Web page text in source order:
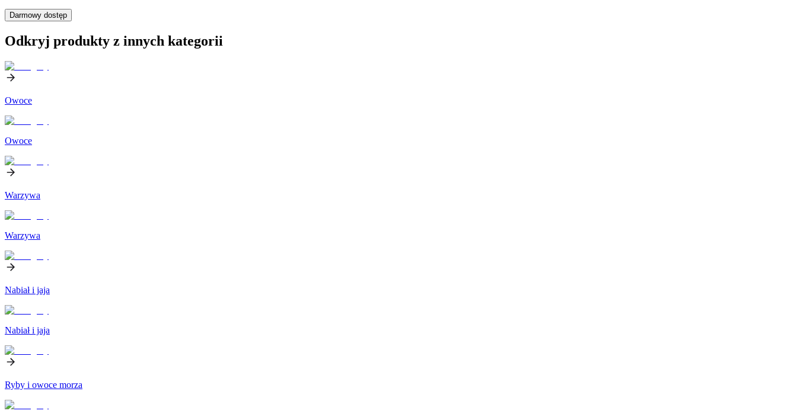
Darmowy dostęp
Odkryj produkty z innych kategorii
Owoce
Owoce
Warzywa
Warzywa
Nabiał i jaja
Nabiał i jaja
Ryby i owoce morza